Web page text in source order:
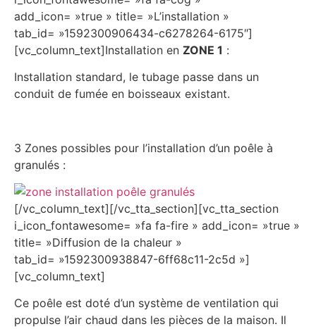
add_icon= »true » title= »L’installation »
tab_id= »1592300906434-c6278264-6175″]
[vc_column_text]Installation en ZONE 1 :
Installation standard, le tubage passe dans un
conduit de fumée en boisseaux existant.
3 Zones possibles pour l’installation d’un poêle à
granulés :
[/vc_column_text][/vc_tta_section][vc_tta_section
i_icon_fontawesome= »fa fa-fire » add_icon= »true »
title= »Diffusion de la chaleur »
tab_id= »1592300938847-6ff68c11-2c5d »]
[vc_column_text]
Ce poêle est doté d’un système de ventilation qui
propulse l’air chaud dans les pièces de la maison. Il